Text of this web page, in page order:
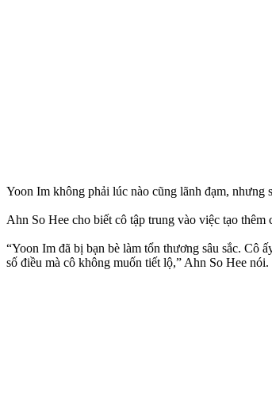
Yoon Im không phải lúc nào cũng lãnh đạm,
Ahn So Hee cho biết cô tập trung vào việc tạo thêm
“Yoon Im đã bị bạn bè làm tổn thương sâu sắc. Cô
số điều mà cô không muốn tiết lộ,” Ahn So Hee nói.